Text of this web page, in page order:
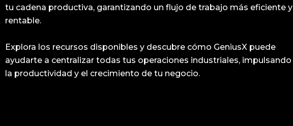
tu cadena productiva, garantizando un flujo de trabajo más eficiente y
rentable.
Explora los recursos disponibles y descubre cómo GeniusX puede
ayudarte a centralizar todas tus operaciones industriales, impulsando
la productividad y el crecimiento de tu negocio.